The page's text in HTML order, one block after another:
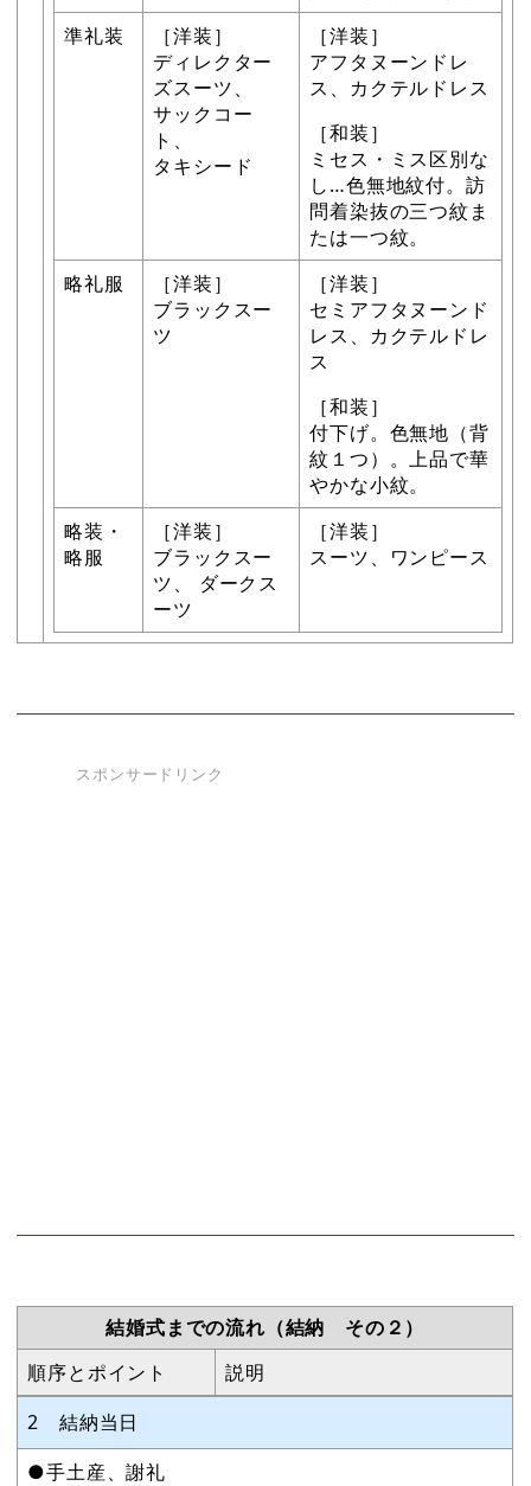
準礼装
［洋装］
ディレクター
ズスーツ、
サックコー
ト、
タキシード
［洋装］
アフタヌーンドレ
ス、カクテルドレス
［和装］
ミセス・ミス区別な
し…色無地紋付。訪
問着染抜の三つ紋ま
たは一つ紋。
略礼服
［洋装］
ブラックスー
ツ
［洋装］
セミアフタヌーンド
レス、カクテルドレ
ス
［和装］
付下げ。色無地（背
紋１つ）。上品で華
やかな小紋。
略装・
略服
［洋装］
ブラックスー
ツ、 ダークス
ーツ
［洋装］
スーツ、ワンピース
スポンサードリンク
結婚式までの流れ（結納 その２）
順序とポイント
説明
2 結納当日
●手土産、謝礼